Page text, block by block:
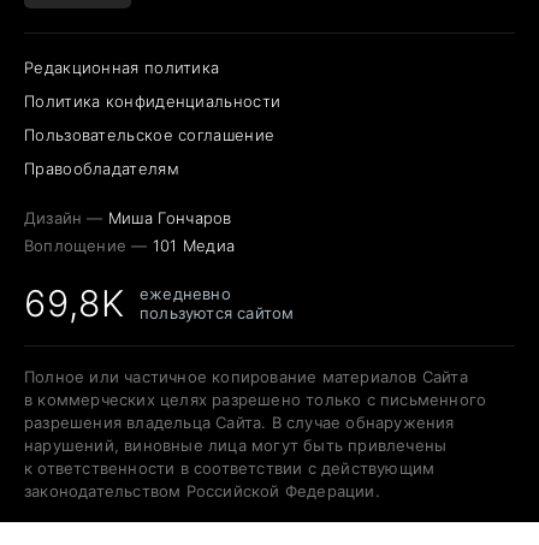
Редакционная политика
Политика конфиденциальности
Пользовательское соглашение
Правообладателям
Дизайн — Миша Гончаров
Воплощение — 101 Медиа
69,8K
ежедневно
пользуются сайтом
Полное или частичное копирование материалов Сайта
в коммерческих целях разрешено только с письменного
разрешения владельца Сайта. В случае обнаружения
нарушений, виновные лица могут быть привлечены
к ответственности в соответствии с действующим
законодательством Российской Федерации.